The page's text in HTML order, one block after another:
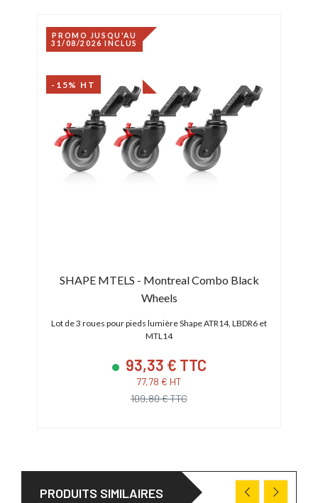
PROMO JUSQU'AU
31/08/2026 INCLUS
-15% HT
SHAPE MTELS - Montreal Combo Black
Wheels
Lot de 3 roues pour pieds lumière Shape ATR14, LBDR6 et
MTL14
93,33 € TTC
77,78 € HT
109,80 € TTC
PRODUITS SIMILAIRES